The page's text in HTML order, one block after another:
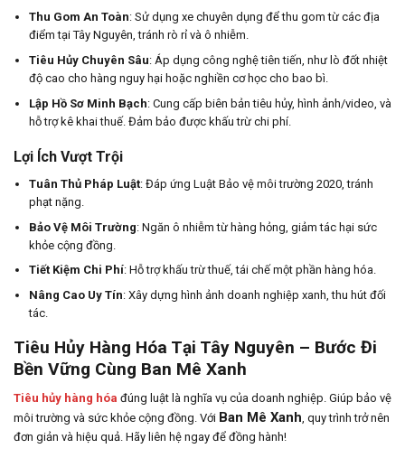
Thu Gom An Toàn: Sử dụng xe chuyên dụng để thu gom từ các địa
điểm tại Tây Nguyên, tránh rò rỉ và ô nhiễm.
Tiêu Hủy Chuyên Sâu: Áp dụng công nghệ tiên tiến, như lò đốt nhiệt
độ cao cho hàng nguy hại hoặc nghiền cơ học cho bao bì.
Lập Hồ Sơ Minh Bạch: Cung cấp biên bản tiêu hủy, hình ảnh/video, và
hỗ trợ kê khai thuế. Đảm bảo được khấu trừ chi phí.
Lợi Ích Vượt Trội
Tuân Thủ Pháp Luật: Đáp ứng Luật Bảo vệ môi trường 2020, tránh
phạt nặng.
Bảo Vệ Môi Trường: Ngăn ô nhiễm từ hàng hỏng, giảm tác hại sức
khỏe cộng đồng.
Tiết Kiệm Chi Phí: Hỗ trợ khấu trừ thuế, tái chế một phần hàng hóa.
Nâng Cao Uy Tín: Xây dựng hình ảnh doanh nghiệp xanh, thu hút đối
tác.
Tiêu Hủy Hàng Hóa Tại Tây Nguyên – Bước Đi
Bền Vững Cùng Ban Mê Xanh
Tiêu hủy hàng hóa đúng luật là nghĩa vụ của doanh nghiệp. Giúp bảo vệ
môi trường và sức khỏe cộng đồng. Với Ban Mê Xanh , quy trình trở nên
đơn giản và hiệu quả. Hãy liên hệ ngay để đồng hành!